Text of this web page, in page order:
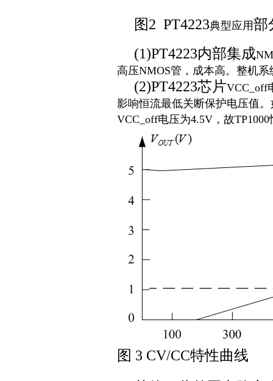
图2 PT4223典型应用部
(1)PT4223内部集成
高压NMOS管，成本高。整机系
(2)PT4223芯片VCC_off
影响恒流最低关断保护电压值。
VCC_off电压为4.5V ，故TP1000
图 3 CV/CC特性曲线